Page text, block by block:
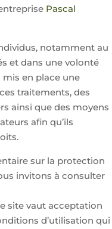
Pascal
notamment au
et dans une volonté
mis en place une
traitements, des
ainsi que des moyens
afin qu’ils
sur la protection
invitons à consulter
site vaut acceptation
d’utilisation qui